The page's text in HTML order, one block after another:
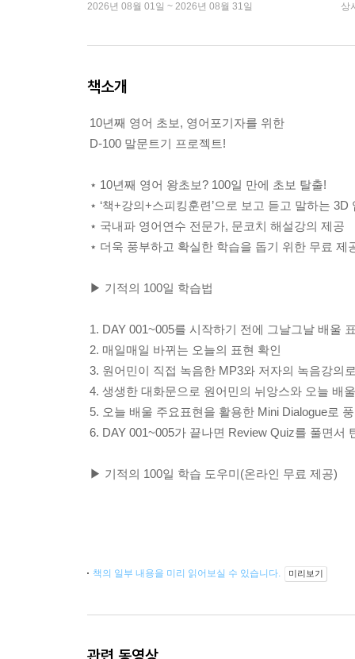
2026년 08월 01일 ~ 2026년 08월 31일 상
책소개
10년째 영어 초보, 영어포기자를 위한
D-100 말문트기 프로젝트!
⋆ 10년째 영어 왕초보? 100일 만에 초보 탈출!
⋆ ‘책+강의+스피킹훈련’으로 보고 듣고 말하는 3D
⋆ 국내파 영어연수 전문가, 문코치 해설강의 제공
⋆ 더욱 풍부하고 확실한 학습을 돕기 위한 무료
▶ 기적의 100일 학습법
1. DAY 001~005를 시작하기 전에 그날그날 배울
2. 매일매일 바뀌는 오늘의 표현 확인
3. 원어민이 직접 녹음한 MP3와 저자의 녹음강의
4. 생생한 대화문으로 원어민의 뉘앙스와 오늘 배
5. 오늘 배울 주요표현을 활용한 Mini Dialogue로
6. DAY 001~005가 끝나면 Review Quiz를 풀면서
▶ 기적의 100일 학습 도우미(온라인 무료 제공)
책의 일부 내용을 미리 읽어보실 수 있습니다. 미리보기